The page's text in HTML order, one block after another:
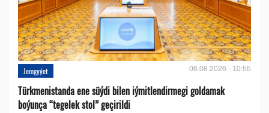
Jemgyýet 06.08.2026 - 10:55
Türkmenistanda ene süýdi bilen iýmitlendirmegi goldamak
boýunça “tegelek stol” geçirildi